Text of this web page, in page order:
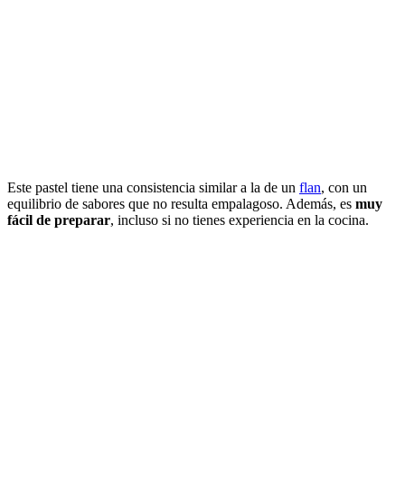
Este pastel tiene una consistencia similar a la de un flan, con un
equilibrio de sabores que no resulta empalagoso. Además, es muy
fácil de preparar, incluso si no tienes experiencia en la cocina.